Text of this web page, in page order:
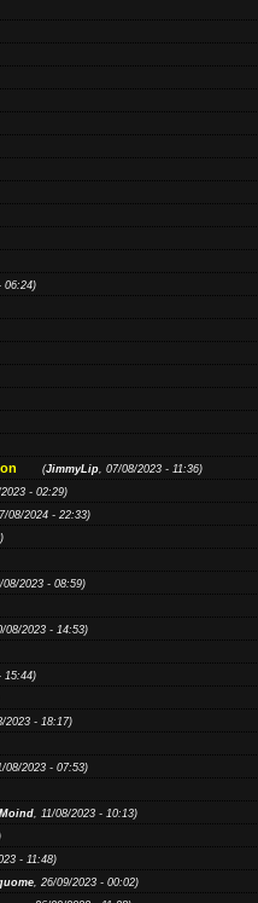
06:24)
(JimmyLip, 07/08/2023 - 11:36)
- 02:29)
08/2024 - 22:33)
08/2023 - 08:59)
08/2023 - 14:53)
15:44)
2023 - 18:17)
08/2023 - 07:53)
, 11/08/2023 - 10:13)
- 11:48)
, 26/09/2023 - 00:02)